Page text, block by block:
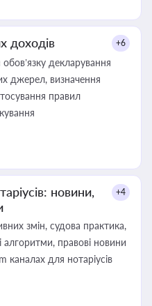
доходів +6
декларування
джерел, визначення
правил
новини,
+4
змін, судова практика,
алгоритми, правові новини
для нотаріусів